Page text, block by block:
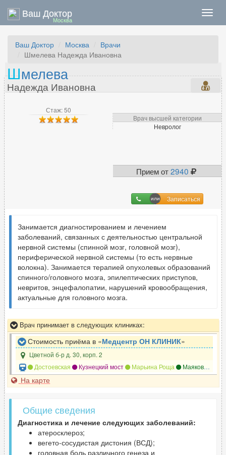
Ваш Доктор
Москва
Ваш Доктор Москва
Врачи
Шмелева Надежда Ивановна
Стаж: 50
Врач высшей категории
Невролог
Прием от2940
Записаться
Шмелева
Надежда Ивановна
Занимается диагностированием и лечением
заболеваний, связанных с деятельностью центральной
нервной системы (спинной мозг, головной мозг),
периферической нервной системы (то есть нервные
волокна). Занимается терапией опухолевых образований
спинного/головного мозга, эпилептических приступов,
невритов, энцефалопатии, нарушений кровообращения,
актуальные для головного мозга.
Врач принимает в следующих клиниках:
Стоимость приёма в «Медцентр ОН КЛИНИК»
Цветной б-р д. 30, корп. 2
Достоевская
Кузнецкий мост Марьина Роща Маяковская
На карте
Общие сведения
Диагностика и лечение следующих заболеваний:
атеросклероз;
вегето-сосудистая дистония (ВСД);
головная боль различного генеза и